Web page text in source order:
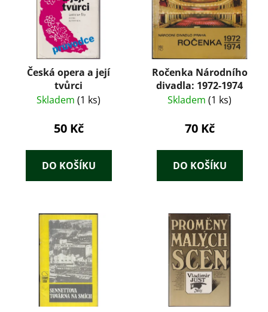
Česká opera a její
tvůrci
Skladem (1 ks)
50 Kč
DO KOŠÍKU
Ročenka Národního
divadla: 1972-1974
Skladem (1 ks)
70 Kč
DO KOŠÍKU